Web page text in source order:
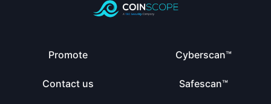
Promote
Contact us
Cyberscan™
Safescan™